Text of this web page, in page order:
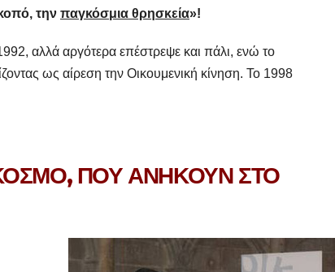
την παγκόσμια θρησκεία»!
αλλά αργότερα επέστρεψε και πάλι, ενώ το
ως αίρεση την Οικουμενική κίνηση. Το 1998
ΠΟΥ ΑΝΗΚΟΥΝ ΣΤΟ